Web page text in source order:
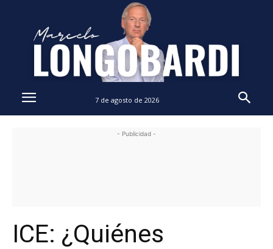
7 de agosto de 2026
- Publicidad -
ICE: ¿Quiénes